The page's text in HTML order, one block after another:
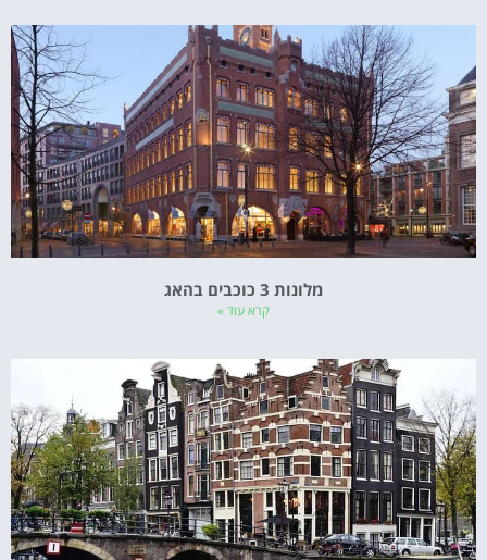
מלונות 3 כוכבים בהאג
קרא עוד »